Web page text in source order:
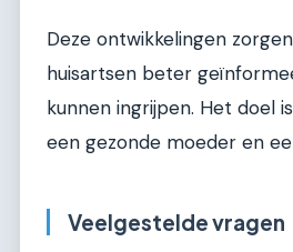
Deze ontwikkelingen
huisartsen beter
kunnen ingrijpen. Het doel
een gezonde moeder en
Veelgestelde vragen